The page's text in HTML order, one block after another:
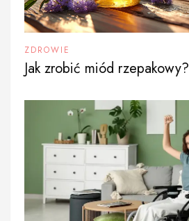
ZDROWIE
Jak zrobić miód rzepakowy?